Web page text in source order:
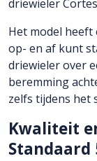
driewieler
Het model heeft
op- en af kunt
driewieler over
beremming
zelfs tijdens het
Kwaliteit
Standaard